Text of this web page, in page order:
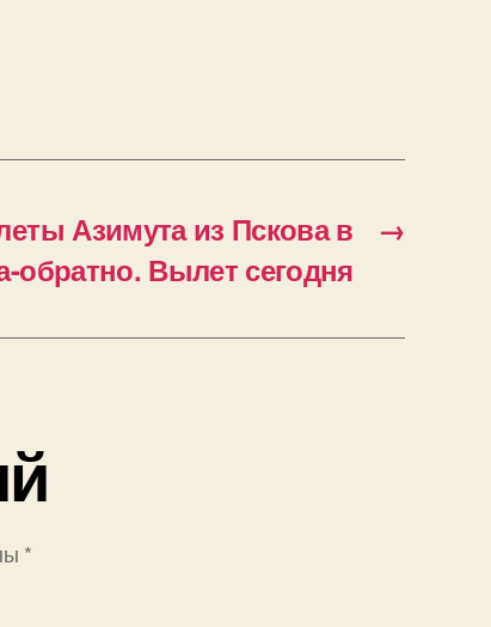
→
Азимута из Пскова в
обратно. Вылет сегодня
*